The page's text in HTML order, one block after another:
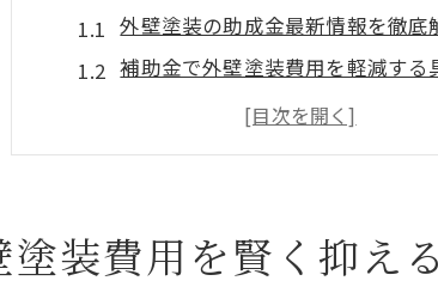
外壁塗装の助成金最新情報を徹底
補助金で外壁塗装費用を軽減する
外壁塗装助成金の申請条件と注意
外壁塗装費用を抑える補助金の賢
外壁塗装における施工品質の見極めポ
施工品質を左右する外壁塗装の重
装費用を賢く抑え